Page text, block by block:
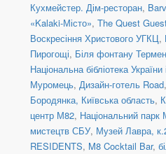
Кухмейстер. Дім-ресторан,
«Kalaki-Місто», The Quest
Воскресіння Христового УГКЦ,
Пирогощі, Біля фонтану
Національна бібліотека
Муромець, Дизайн-готель Road,
Бородянка, Київська область,
центр М82, Національний
мистецтв СБУ, Музей Лавра,
RESIDENTS, M8 Cocktail Bar,